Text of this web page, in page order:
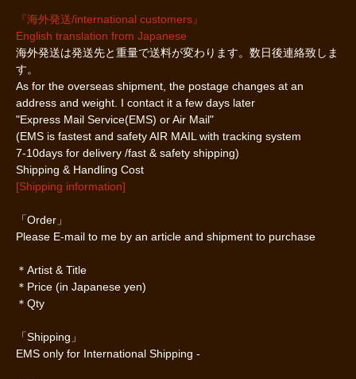
『海外発送/international customers』
English translation from Japanese
海外発送は発送先と重量で送料が変わります。数日後連絡致しま
す。
As for the overseas shipment, the postage changes at an
address and weight. I contact it a few days later
"Express Mail Service(EMS) or Air Mail"
(EMS is fastest and safety AIR MAIL with tracking system
7-10days for delivery /fast & safety shipping)
Shipping & Handling Cost
[Shipping information]
「Order」
Please E-mail to me by an article and shipment to purchase
＊Artist & Title
＊Price (in Japanese yen)
＊Qty
「Shipping」
EMS only for International Shipping -